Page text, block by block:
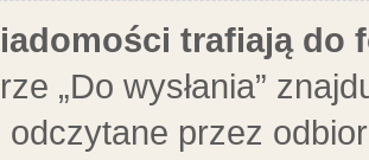
trafiają do
„Do wysłania”
odczytane przez